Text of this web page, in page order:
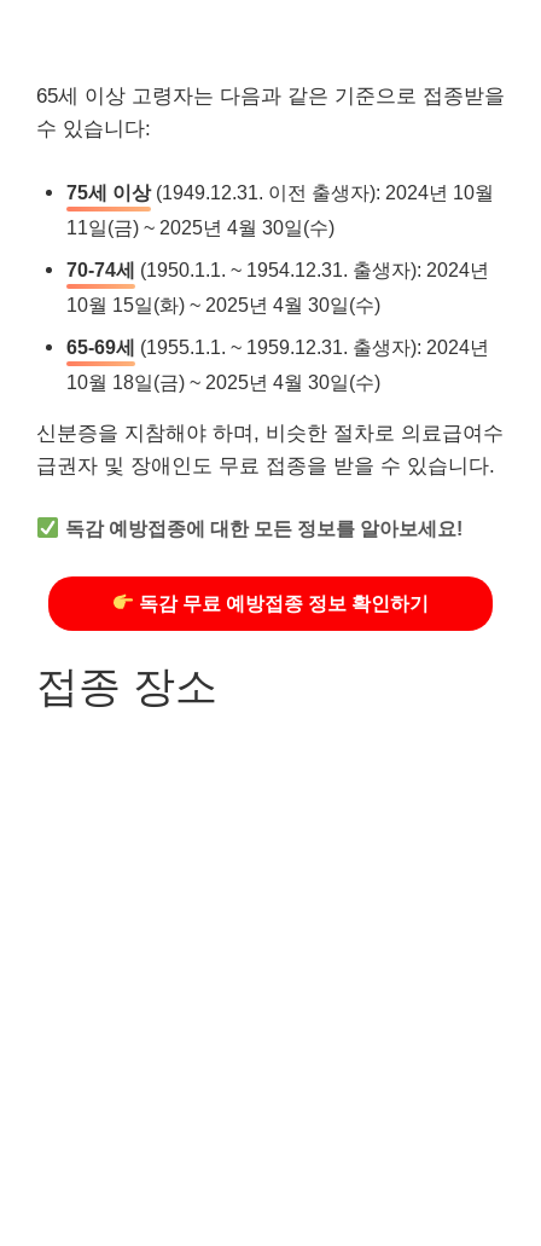
65세 이상 고령자는 다음과 같은 기준으로 접종받을
수 있습니다:
75세 이상(1949.12.31. 이전 출생자): 2024년 10월
11일(금) ~ 2025년 4월 30일(수)
70-74세 (1950.1.1. ~ 1954.12.31. 출생자): 2024년
10월 15일(화) ~ 2025년 4월 30일(수)
65-69세 (1955.1.1. ~ 1959.12.31. 출생자): 2024년
10월 18일(금) ~ 2025년 4월 30일(수)
신분증을 지참해야 하며, 비슷한 절차로 의료급여수
급권자 및 장애인도 무료 접종을 받을 수 있습니다.
독감 예방접종에 대한 모든 정보를 알아보세요!
독감 무료 예방접종 정보 확인하기
접종 장소